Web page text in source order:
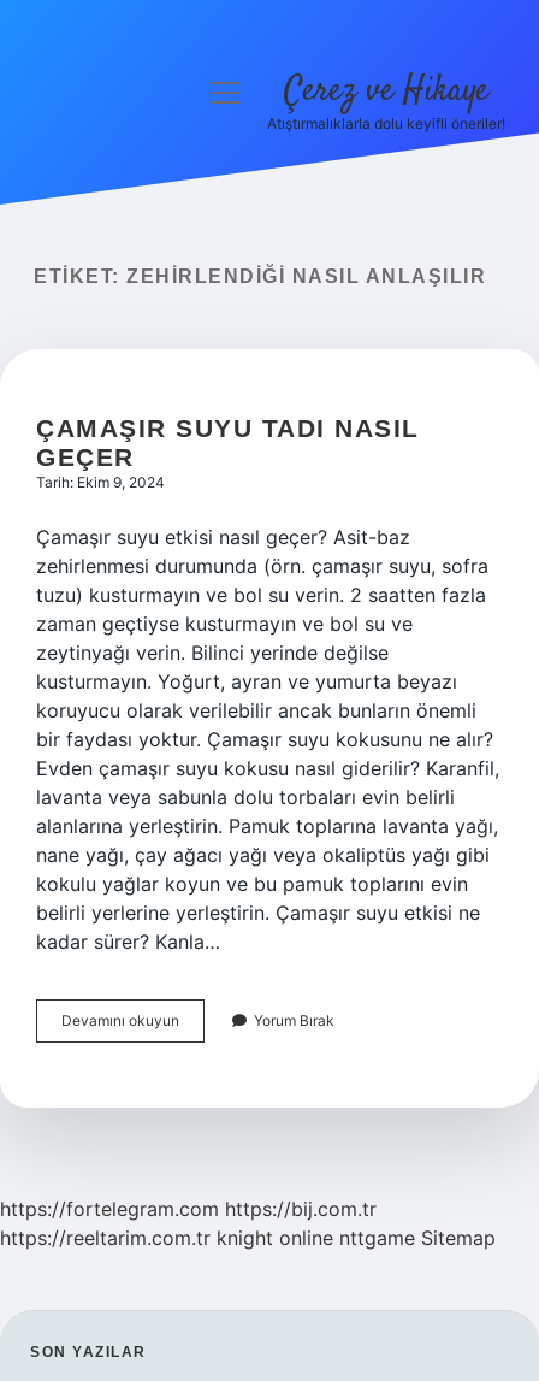
Yasal Uyarı
menüyü Çerez ve Hikaye
Atıştırmalıklarla dolu keyifli öneriler!
ETIKET: ZEHIRLENDIĞI NASIL ANLAŞILIR
ÇAMAŞIR SUYU TADI NASIL
GEÇER
Tarih: Ekim 9, 2024
Çamaşır suyu etkisi nasıl geçer? Asit-baz
zehirlenmesi durumunda (örn. çamaşır suyu, sofra
tuzu) kusturmayın ve bol su verin. 2 saatten fazla
zaman geçtiyse kusturmayın ve bol su ve
zeytinyağı verin. Bilinci yerinde değilse
kusturmayın. Yoğurt, ayran ve yumurta beyazı
koruyucu olarak verilebilir ancak bunların önemli
bir faydası yoktur. Çamaşır suyu kokusunu ne alır?
Evden çamaşır suyu kokusu nasıl giderilir? Karanfil,
lavanta veya sabunla dolu torbaları evin belirli
alanlarına yerleştirin. Pamuk toplarına lavanta yağı,
nane yağı, çay ağacı yağı veya okaliptüs yağı gibi
kokulu yağlar koyun ve bu pamuk toplarını evin
belirli yerlerine yerleştirin. Çamaşır suyu etkisi ne
kadar sürer? Kanla…
Devamını okuyun Çamaşır
Suyu
Geçer
Yorum Bırak
https://fortelegram.com https://bij.com.tr
https://reeltarim.com.tr knight online nttgame Sitemap
SIDEBAR
SON YAZILAR